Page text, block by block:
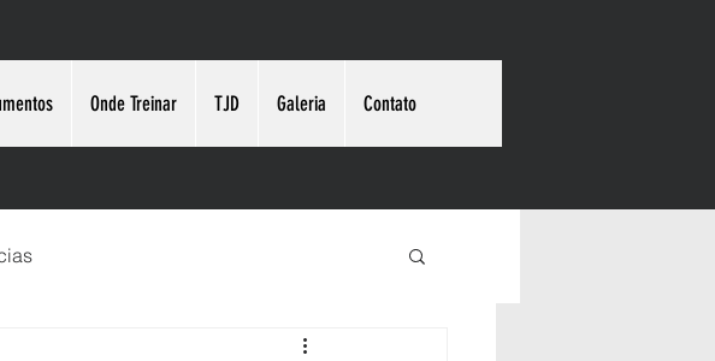
Onde Treinar TJD Galeria Contato